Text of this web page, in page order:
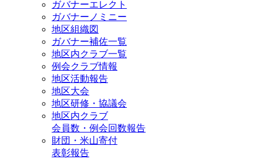
ガバナーエレクト
ガバナーノミニー
地区組織図
ガバナー補佐一覧
地区内クラブ一覧
例会クラブ情報
地区活動報告
地区大会
地区研修・協議会
地区内クラブ
会員数・例会回数報告
財団・米山寄付
表彰報告